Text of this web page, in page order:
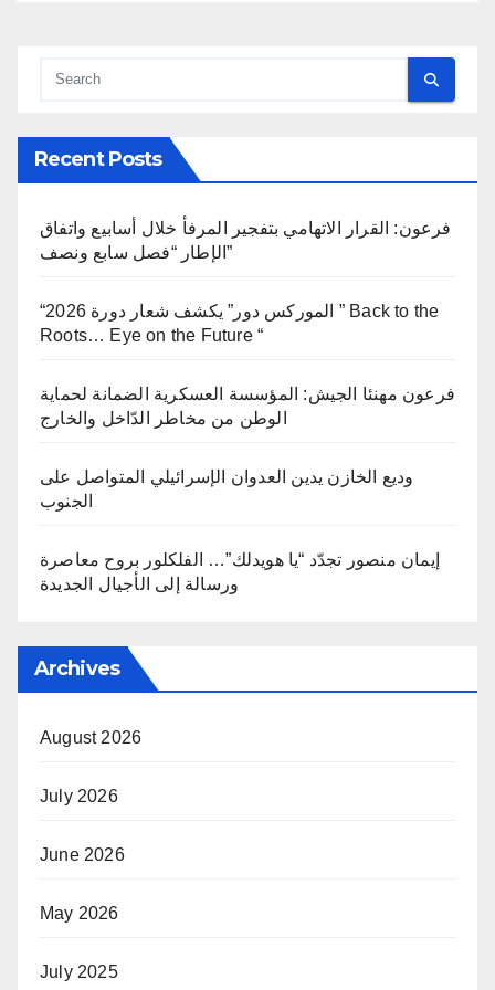
Recent Posts
فرعون: القرار الاتهامي بتفجير المرفأ خلال أسابيع واتفاق
الإطار “فصل سابع ونصف”
“الموركس دور” يكشف شعار دورة 2026 ” Back to the
Roots… Eye on the Future “
فرعون مهنئا الجيش: المؤسسة العسكرية الضمانة لحماية
الوطن من مخاطر الدّاخل والخارج
وديع الخازن يدين العدوان الإسرائيلي المتواصل على
الجنوب
إيمان منصور تجدّد “يا هويدلك”… الفلكلور بروح معاصرة
ورسالة إلى الأجيال الجديدة
Archives
August 2026
July 2026
June 2026
May 2026
July 2025